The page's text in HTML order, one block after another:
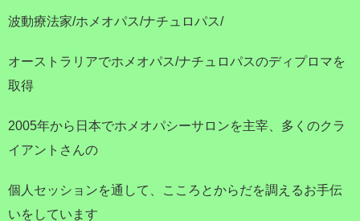
波動療法家/ホメオパス/ナチュロパス/
オーストラリアでホメオパス/ナチュロパスのディプロマを
取得
2005年から日本でホメオパシーサロンを主宰、多くのクラ
イアントさんの
個人セッションを通して、こころとからだを調えるお手伝
いをしています